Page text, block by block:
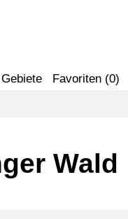
Gebiete Favoriten (0)
Wald